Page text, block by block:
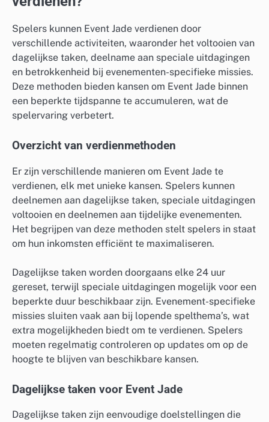
Spelers kunnen Event Jade verdienen door
verschillende activiteiten, waaronder het voltooien van
dagelijkse taken, deelname aan speciale uitdagingen
en betrokkenheid bij evenementen-specifieke missies.
Deze methoden bieden kansen om Event Jade binnen
een beperkte tijdspanne te accumuleren, wat de
spelervaring verbetert.
Overzicht van verdienmethoden
Er zijn verschillende manieren om Event Jade te
verdienen, elk met unieke kansen. Spelers kunnen
deelnemen aan dagelijkse taken, speciale uitdagingen
voltooien en deelnemen aan tijdelijke evenementen.
Het begrijpen van deze methoden stelt spelers in staat
om hun inkomsten efficiënt te maximaliseren.
Dagelijkse taken worden doorgaans elke 24 uur
gereset, terwijl speciale uitdagingen mogelijk voor een
beperkte duur beschikbaar zijn. Evenement-specifieke
missies sluiten vaak aan bij lopende spelthema’s, wat
extra mogelijkheden biedt om te verdienen. Spelers
moeten regelmatig controleren op updates om op de
hoogte te blijven van beschikbare kansen.
Dagelijkse taken voor Event Jade
Dagelijkse taken zijn eenvoudige doelstellingen die